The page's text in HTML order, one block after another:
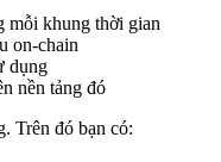
mỗi khung thời gian
on-chain
dụng
nền tảng đó
Trên đó bạn có: